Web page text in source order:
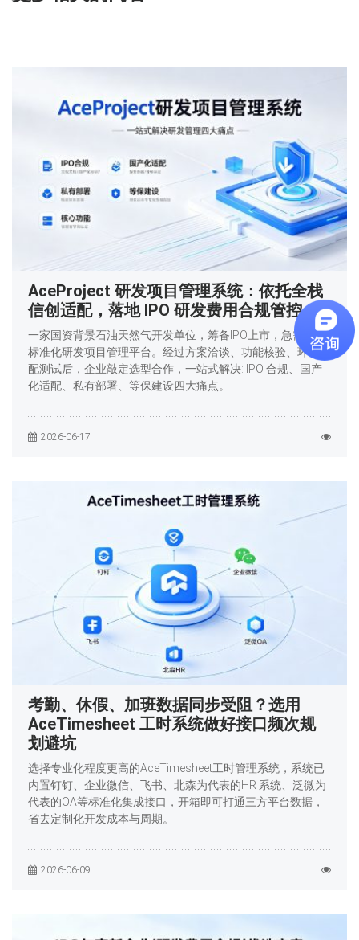
AceProject 研发项目管理系统：依托全栈
信创适配，落地 IPO 研发费用合规管控
一家国资背景石油天然气开发单位，筹备IPO上市，急需上线
标准化研发项目管理平台。经过方案洽谈、功能核验、环境适
配测试后，企业敲定选型合作，一站式解决: IPO 合规、国产
化适配、私有部署、等保建设四大痛点。
2026-06-17
考勤、休假、加班数据同步受阻？选用
AceTimesheet 工时系统做好接口频次规
划避坑
选择专业化程度更高的AceTimesheet工时管理系统，系统已
内置钉钉、企业微信、飞书、北森为代表的HR 系统、泛微为
代表的OA等标准化集成接口，开箱即可打通三方平台数据，
省去定制化开发成本与周期。
2026-06-09